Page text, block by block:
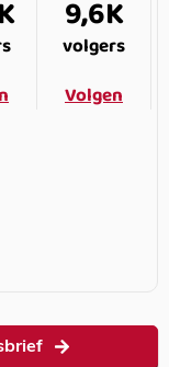
9,6K
volgers
Volgen